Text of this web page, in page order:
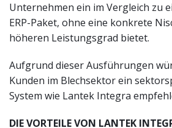
Unternehmen ein im Vergleich zu
ERP-Paket, ohne eine konkrete
höheren Leistungsgrad bietet.
Aufgrund dieser Ausführungen
Kunden im Blechsektor ein
System wie Lantek Integra
DIE VORTEILE VON LANTEK